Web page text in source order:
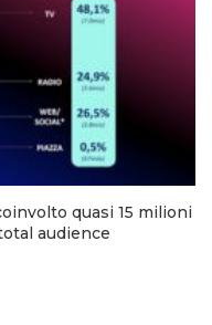
quasi 15 milioni
audience